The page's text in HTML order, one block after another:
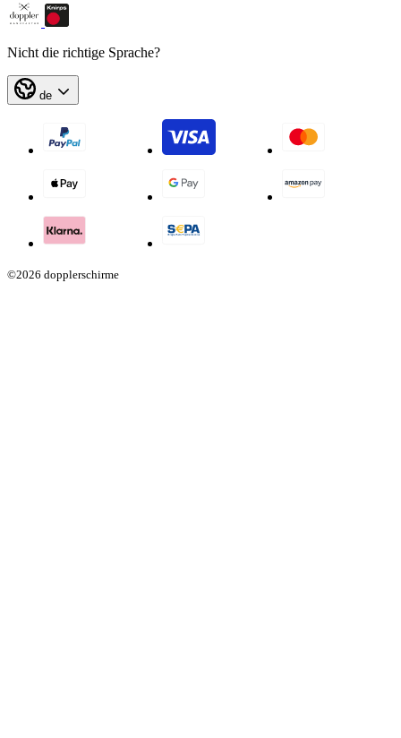
Nicht die richtige Sprache?
de
©2026 dopplerschirme